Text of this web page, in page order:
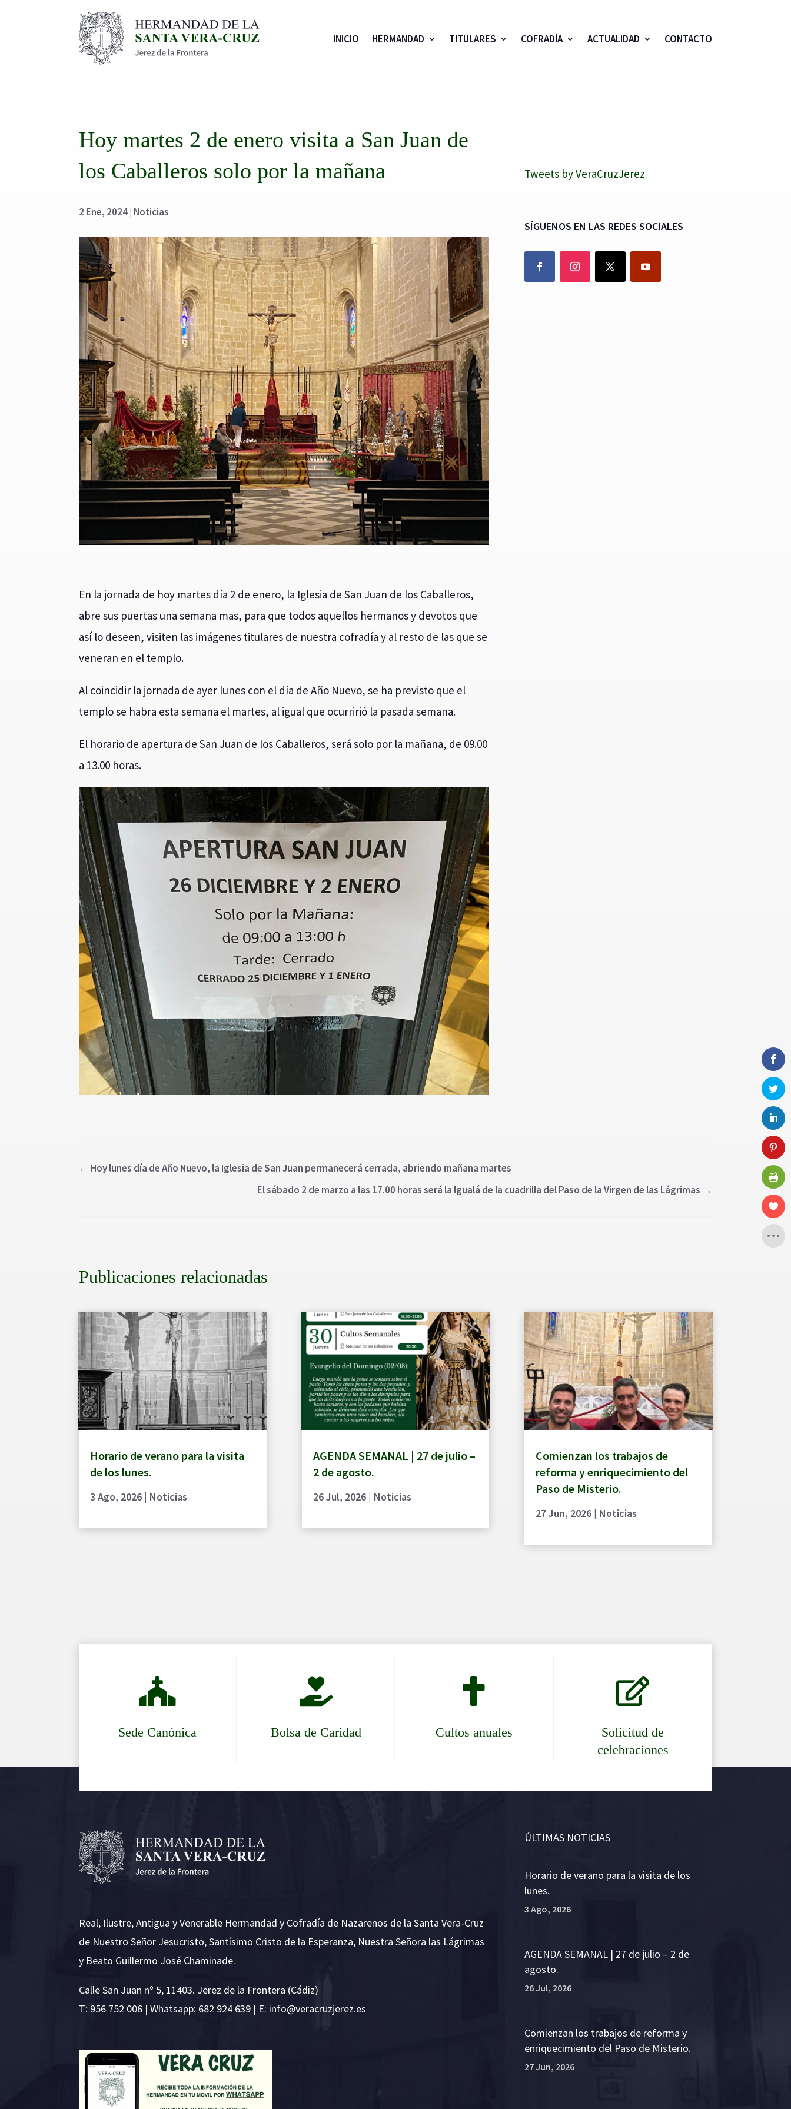
INICIO HERMANDAD TITULARES COFRADÍA ACTUALIDAD CONTACTO
Hoy martes 2 de enero visita a San Juan de
los Caballeros solo por la mañana
2 Ene, 2024 Noticias
En la jornada de hoy martes día 2 de enero, la Iglesia de San Juan de los Caballeros,
abre sus puertas una semana mas, para que todos aquellos hermanos y devotos que
así lo deseen, visiten las imágenes titulares de nuestra cofradía y al resto de las que se
veneran en el templo.
Al coincidir la jornada de ayer lunes con el día de Año Nuevo, se ha previsto que el
templo se habra esta semana el martes, al igual que ocurririó la pasada semana.
El horario de apertura de San Juan de los Caballeros, será solo por la mañana, de 09.00
a 13.00 horas.
Tweets by VeraCruzJerez
SÍGUENOS EN LAS REDES SOCIALES
← Hoy lunes día de Año Nuevo, la Iglesia de San Juan permanecerá cerrada, abriendo mañana martes
El sábado 2 de marzo a las 17.00 horas será la Igualá de la cuadrilla del Paso de la Virgen de las Lágrimas →
Publicaciones relacionadas
Horario de verano para la visita
de los lunes.
3 Ago, 2026 | Noticias
AGENDA SEMANAL | 27 de julio –
2 de agosto.
26 Jul, 2026| Noticias
Comienzan los trabajos de
reforma y enriquecimiento del
Paso de Misterio.
27 Jun, 2026| Noticias

Sede Canónica

Bolsa de Caridad

Cultos anuales

Solicitud de
celebraciones
Real, Ilustre, Antigua y Venerable Hermandad y Cofradía de Nazarenos de la Santa Vera-Cruz
de Nuestro Señor Jesucristo, Santísimo Cristo de la Esperanza, Nuestra Señora las Lágrimas
y Beato Guillermo José Chaminade.
Calle San Juan nº 5, 11403. Jerez de la Frontera (Cádiz)
T: 956 752 006 | Whatsapp: 682 924 639 | E: se.ze
rejzu
rcare
v@ofn
i
ÚLTIMAS NOTICIAS
Horario de verano para la visita de los
lunes.
3 Ago, 2026
AGENDA SEMANAL | 27 de julio – 2 de
agosto.
26 Jul, 2026
Comienzan los trabajos de reforma y
enriquecimiento del Paso de Misterio.
27 Jun, 2026